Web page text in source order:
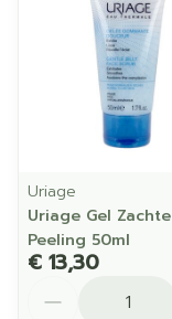
Uriage
Uriage Gel Zachte
Peeling 50ml
€ 13,30